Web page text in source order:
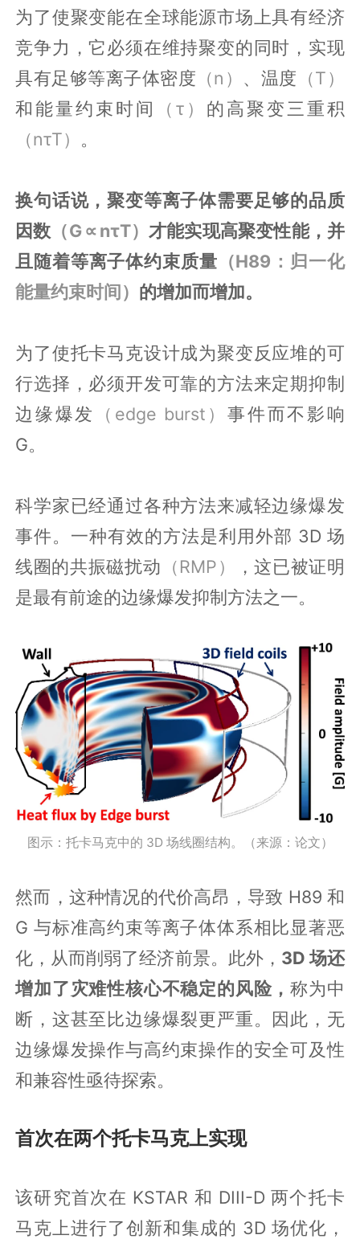
为了使聚变能在全球能源市场上具有经济
竞争力，它必须在维持聚变的同时，实现
具有足够等离子体密度 （n） 、温度 （T）
和能量约束时间
（τ） 的高聚变三重积
（nτT） 。
换句话说，聚变等离子体需要足够的品质
因数 （G ∝ nτT） 才能实现高聚变性能，并
且随着等离子体约束质量 （H89：归一化
能量约束时间） 的增加而增加。
为了使托卡马克设计成为聚变反应堆的可
行选择，必须开发可靠的方法来定期抑制
边缘爆发
（edge burst）事件而不影响
G。
科学家已经通过各种方法来减轻边缘爆发
事件。一种有效的方法是利用外部 3D 场
线圈的共振磁扰动 （RMP）
，这已被证明
是最有前途的边缘爆发抑制方法之一。
图示：托卡马克中的 3D 场线圈结构。（来源：论文）
然而，这种情况的代价高昂，导致 H89 和
G 与标准高约束等离子体体系相比显著恶
化，从而削弱了经济前景。此外， 3D 场还
增加了灾难性核心不稳定的风险，称为中
断，这甚至比边缘爆裂更严重。因此，无
边缘爆发操作与高约束操作的安全可及性
和兼容性亟待探索。
首次在两个托卡马克上实现
该研究首次在 KSTAR 和 DIII-D 两个托卡
马克上进行了创新和集成的 3D 场优化，